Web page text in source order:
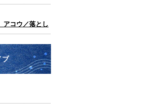
アコウ／落とし
ブ